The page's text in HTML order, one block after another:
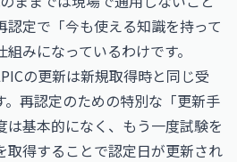
認定で「今も使える知識を持って
みになっているわけです。
の更新は新規取得時と同じ受
再認定のための特別な「更新手
基本的になく、もう一度試験を
取得することで認定日が更新され